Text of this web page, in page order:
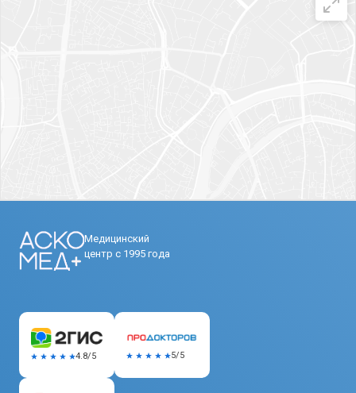
Медицинский
центр с 1995 года
4.8/5 5/5